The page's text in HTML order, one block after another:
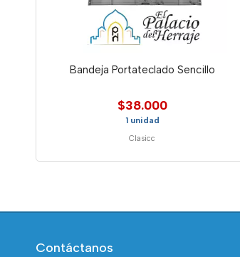
Bandeja Portateclado Sencillo
$38.000
1 unidad
Clasicc
Contáctanos